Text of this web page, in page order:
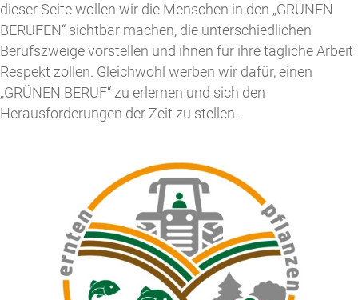
dieser Seite wollen wir die Menschen in den „GRÜNEN
BERUFEN“ sichtbar machen, die unterschiedlichen
Berufszweige vorstellen und ihnen für ihre tägliche Arbeit
Respekt zollen. Gleichwohl werben wir dafür, einen
„GRÜNEN BERUF“ zu erlernen und sich den
Herausforderungen der Zeit zu stellen.